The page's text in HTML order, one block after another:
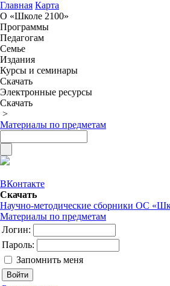
Главная Карта
О «Школе 2100»
Программы
Педагогам
Семье
Издания
Курсы и семинары
Скачать
Электронные ресурсы
Скачать
>
Материалы по предметам
ВКонтакте
Скачать
Научно-методические сборники ОС
Материалы по предметам
Логин:
Пароль:
Запомнить меня